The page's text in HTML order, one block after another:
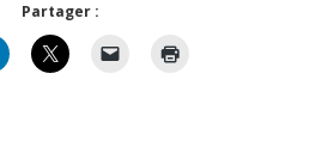
Partager :